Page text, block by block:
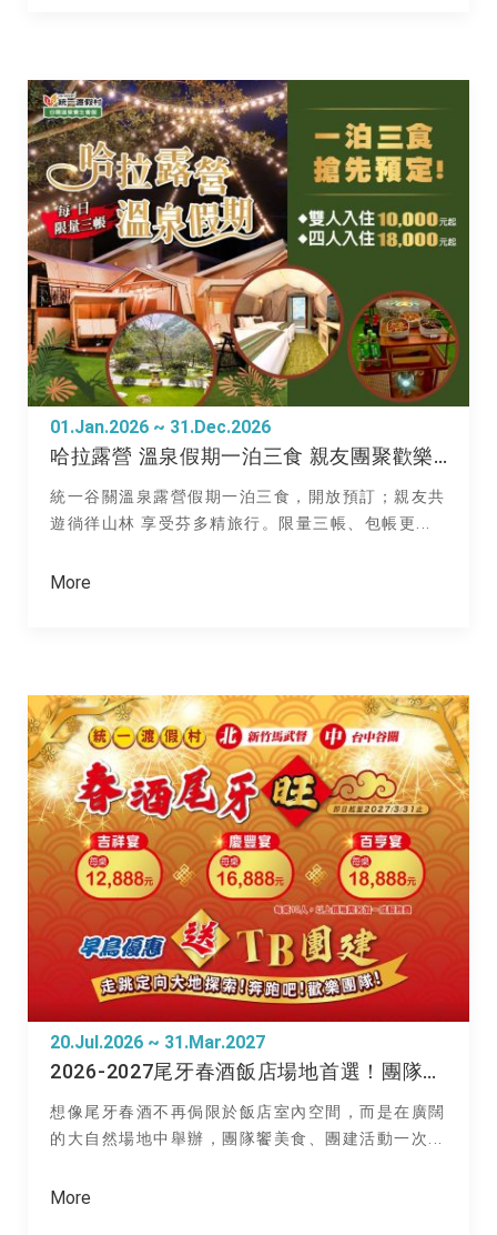
01.Jan.2026 ~ 31.Dec.2026
哈拉露營 溫泉假期一泊三食 親友團聚歡樂首選
統一谷關溫泉露營假期一泊三食，開放預訂；親友共
遊徜徉山林 享受芬多精旅行。限量三帳、包帳更...
More
20.Jul.2026 ~ 31.Mar.2027
2026-2027尾牙春酒飯店場地首選！團隊出遊饗美食 員旅、團建一次搞定
想像尾牙春酒不再侷限於飯店室內空間，而是在廣闊
的大自然場地中舉辦，團隊饗美食、團建活動一次...
More